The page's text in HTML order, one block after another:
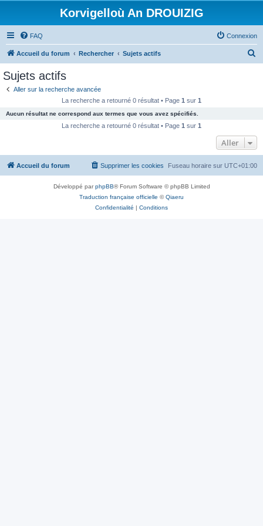
Korvigelloù An DROUIZIG
FAQ Connexion
Accueil du forum Rechercher Sujets actifs
c
e
Sujets actifs
Aller sur la recherche avancée
La recherche a retourné 0 résultat • Page 1 sur 1
Aucun résultat ne correspond aux termes que vous avez spécifiés.
La recherche a retourné 0 résultat • Page 1 sur 1
Aller
Accueil du forum Fuseau horaire sur UTC+01:00
Supprimer les cookies
Développé parphpBB® Forum Software © phpBB Limited
Traduction française officielle ©Qiaeru
Confidentialité | Conditions